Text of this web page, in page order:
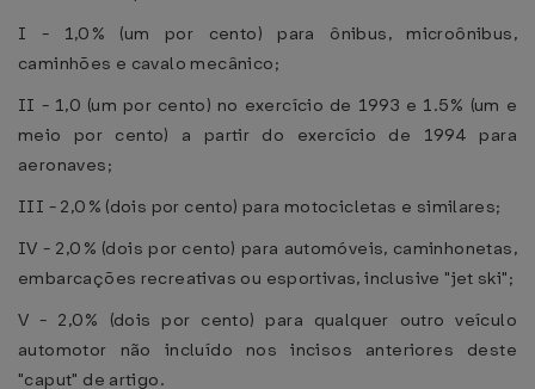
I - 1,0% (um por cento) para ônibus, microônibus,
caminhões e cavalo mecânico;
II - 1,0 (um por cento) no exercício de 1993 e 1.5% (um e
meio por cento) a partir do exercício de 1994 para
aeronaves;
III - 2,0% (dois por cento) para motocicletas e similares;
IV - 2,0% (dois por cento) para automóveis, caminhonetas,
embarcações recreativas ou esportivas, inclusive "jet ski";
V - 2,0% (dois por cento) para qualquer outro veículo
automotor não incluído nos incisos anteriores deste
"caput" de artigo.